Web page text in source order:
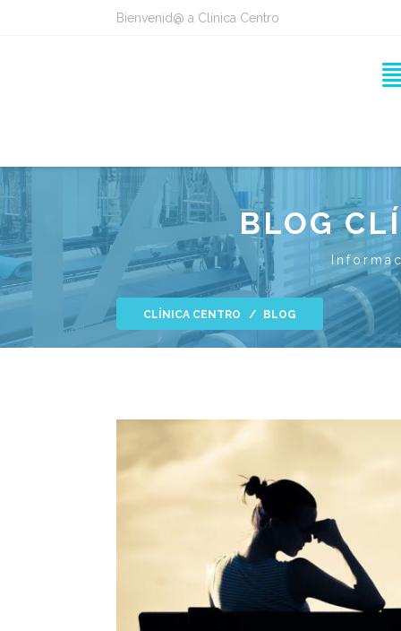
Bienvenid@ a Clínica Centro
BLOG
CLÍNICA CENTRO BLOG